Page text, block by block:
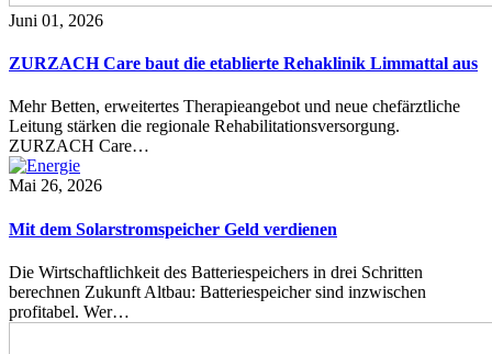
Juni 01, 2026
ZURZACH Care baut die etablierte Rehaklinik Limmattal aus
Mehr Betten, erweitertes Therapieangebot und neue chefärztliche
Leitung stärken die regionale Rehabilitationsversorgung.
ZURZACH Care…
Mai 26, 2026
Mit dem Solarstromspeicher Geld verdienen
Die Wirtschaftlichkeit des Batteriespeichers in drei Schritten
berechnen Zukunft Altbau: Batteriespeicher sind inzwischen
profitabel. Wer…